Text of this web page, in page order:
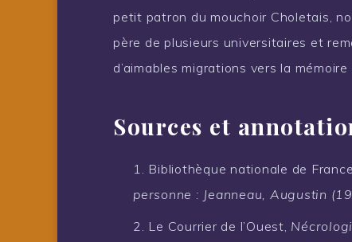
petit patron du mouchoir Choletais,
père de plusieurs universitaires et
d’aimables migrations vers la
Sources et
Bibliothèque nationale de
personne : Jeanneau, Augustin
Le Courrier de l’Ouest,